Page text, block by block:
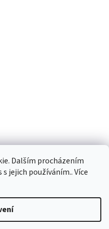
Dalším procházením
jejich používáním.. Více